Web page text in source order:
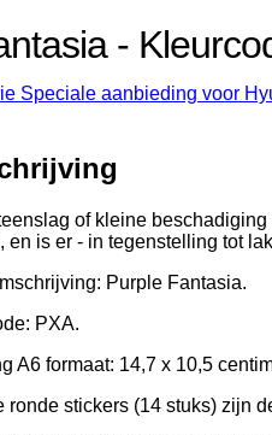
-
Speciale aanbieding voor
of kleine
en is er - in tegenstelling tot
Purple Fantasia.
PXA.
A6 formaat: 14,7 x 10,5
ronde stickers (14 stuks) zijn